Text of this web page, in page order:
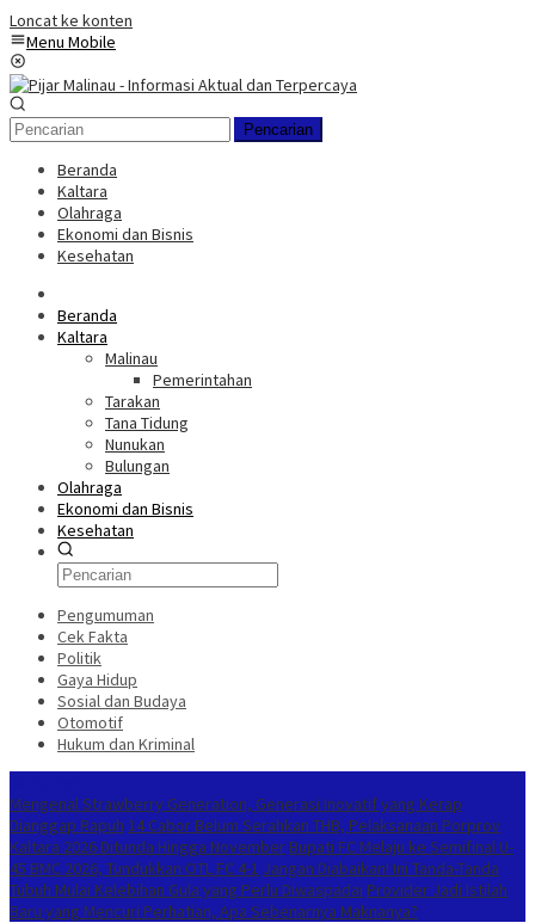
Loncat ke konten
Menu Mobile
Pencarian
Beranda
Kaltara
Olahraga
Ekonomi dan Bisnis
Kesehatan
Beranda
Kaltara
Malinau
Pemerintahan
Tarakan
Tana Tidung
Nunukan
Bulungan
Olahraga
Ekonomi dan Bisnis
Kesehatan
Pengumuman
Cek Fakta
Politik
Gaya Hidup
Sosial dan Budaya
Otomotif
Hukum dan Kriminal
Mengenal Strawberry Generation, Generasi Inovatif yang Kerap
Dianggap Rapuh 14 Cabor Belum Serahkan THB, Pelaksanaan Porprov
Kaltara 2026 Ditunda Hingga NovemberBupati FC Melaju ke Semifinal U-
45 BMC 2026, Tundukkan OTL FC 4-1 Jangan Diabaikan! Ini Tanda-Tanda
Tubuh Mulai Kelebihan Gula yang Perlu Diwaspadai Provider Jadi Istilah
Baru yang Mencuri Perhatian, Apa Sebenarnya Maknanya?